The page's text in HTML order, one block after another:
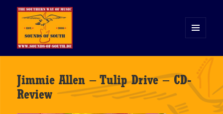
WIDGETS
Jimmie Allen – Tulip Drive – CD-
Review